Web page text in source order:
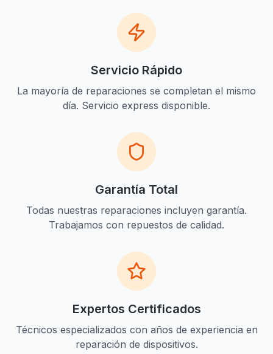
Servicio Rápido
La mayoría de reparaciones se completan el mismo
día. Servicio express disponible.
Garantía Total
Todas nuestras reparaciones incluyen garantía.
Trabajamos con repuestos de calidad.
Expertos Certificados
Técnicos especializados con años de experiencia en
reparación de dispositivos.